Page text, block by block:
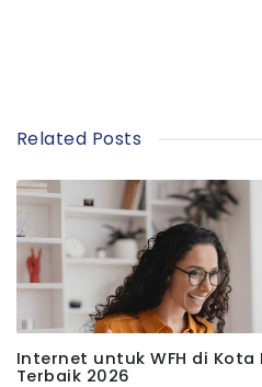
Related Posts
Internet untuk WFH di Kota
Terbaik 2026